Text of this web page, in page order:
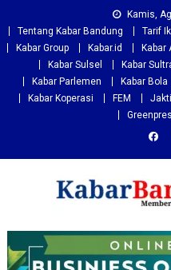
to
content
Kamis,
Tentang Kabar Bandung
Tarif
Kabar Group
Kabar.id Kabar
Kabar Sulsel
Kabar
Kabar Parlemen
Kabar Bola
Kabar Koperasi
FEM